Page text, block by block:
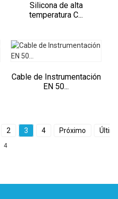
Silicona de alta
temperatura C...
Cable de Instrumentación
EN 50...
2 3 4 Próximo
4